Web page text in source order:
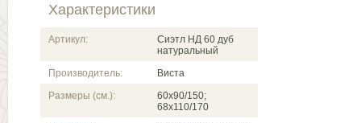
Характеристики
Артикул:
Сиэтл НД 60 дуб
натуральный
Производитель:
Виста
Размеры (см.):
60x90/150;
68x110/170